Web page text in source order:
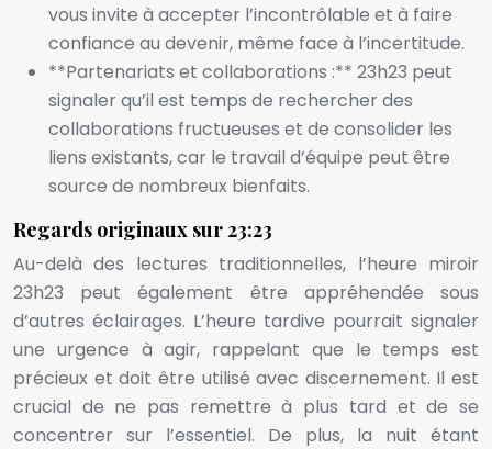
vous invite à accepter l’incontrôlable et à faire
confiance au devenir, même face à l’incertitude.
**Partenariats et collaborations :** 23h23 peut
signaler qu’il est temps de rechercher des
collaborations fructueuses et de consolider les
liens existants, car le travail d’équipe peut être
source de nombreux bienfaits.
Regards originaux sur 23:23
Au-delà des lectures traditionnelles, l’heure miroir
23h23 peut également être appréhendée sous
d’autres éclairages. L’heure tardive pourrait signaler
une urgence à agir, rappelant que le temps est
précieux et doit être utilisé avec discernement. Il est
crucial de ne pas remettre à plus tard et de se
concentrer sur l’essentiel. De plus, la nuit étant